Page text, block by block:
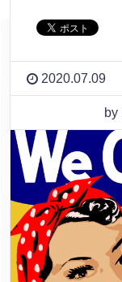
2020.07.09
by